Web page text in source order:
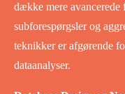
dække mere avancerede
subforespørgsler og
teknikker er afgørende
dataanalyser.